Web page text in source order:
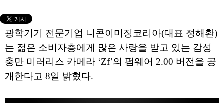
광학기기 전문기업 니콘이미징코리아(대표 정해환)
는 젊은 소비자층에게 많은 사랑을 받고 있는 감성
충만 미러리스 카메라 ‘Zf’의 펌웨어 2.00 버전을 공
개한다고 8일 밝혔다.